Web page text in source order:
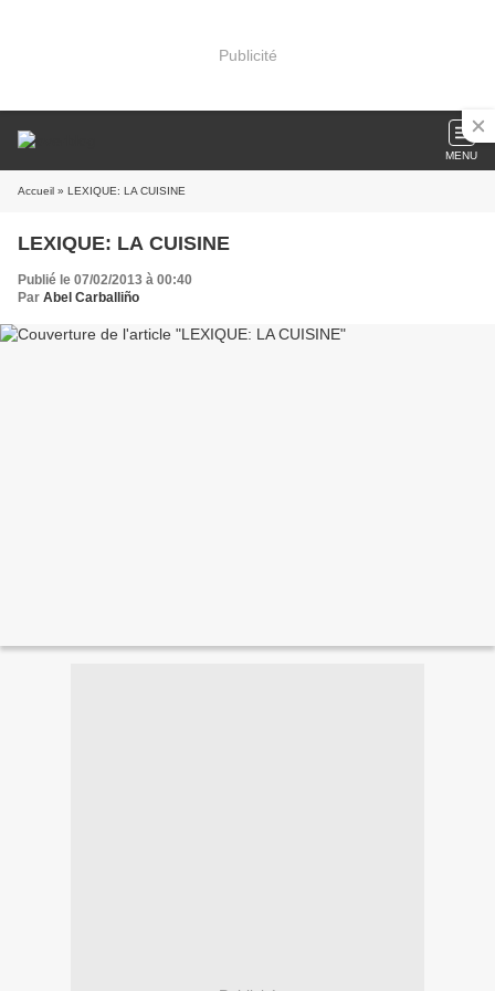
Publicité
MENU
Accueil » LEXIQUE: LA CUISINE
LEXIQUE: LA CUISINE
Publié le 07/02/2013 à 00:40
Par Abel Carballiño